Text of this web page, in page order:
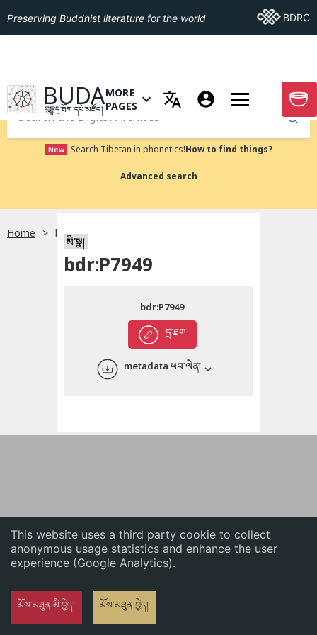
This website uses a third party cookie to collect
anonymous usage statistics and enhance the user
experience (Google Analytics).
མོས་མཐུན་མི་བྱེད། མོས་མཐུན་བྱེད།
English
Preserving Buddhist literature for the world Go ToBDRC
GO TO HOMEPAGE
BUDA
བུདྡྷ་དྲ་ཐོག་དཔེ་མཛོད།
OPEN MENU OF MORE PAGES
MORE
PAGES
GO
Submit
New Search Tibetan in phonetics!How to find things?
Advanced search
Home bdr:P7949
མི་སྣ།
bdr:P7949
དྲ་ཐག
bdr:P7949
metadata ཕབ་ལེན།